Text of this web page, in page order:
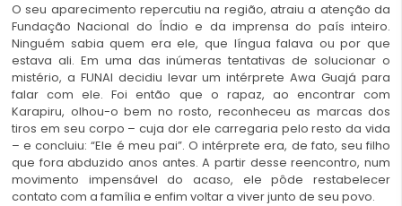
O seu aparecimento repercutiu na região, atraiu a atenção da
Fundação Nacional do Índio e da imprensa do país inteiro.
Ninguém sabia quem era ele, que língua falava ou por que
estava ali. Em uma das inúmeras tentativas de solucionar o
mistério, a FUNAI decidiu levar um intérprete Awa Guajá para
falar com ele. Foi então que o rapaz, ao encontrar com
Karapiru, olhou-o bem no rosto, reconheceu as marcas dos
tiros em seu corpo – cuja dor ele carregaria pelo resto da vida
– e concluiu: “Ele é meu pai”. O intérprete era, de fato, seu filho
que fora abduzido anos antes. A partir desse reencontro, num
movimento impensável do acaso, ele pôde restabelecer
contato com a família e enfim voltar a viver junto de seu povo.